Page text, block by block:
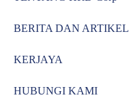
BERITA DAN ARTIKEL
KERJAYA
HUBUNGI KAMI